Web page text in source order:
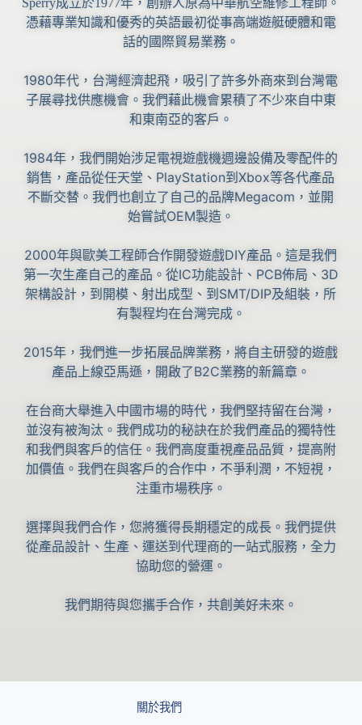
Sperry成立於1977年，創辦人原為中華航空維修工程師。
憑藉專業知識和優秀的英語最初從事高端遊艇硬體和電
話的國際貿易業務。
1980年代，台灣經濟起飛，吸引了許多外商來到台灣電
子展尋找供應機會。我們藉此機會累積了不少來自中東
和東南亞的客戶。
1984年，我們開始涉足電視遊戲機週邊設備及零配件的
銷售，產品從任天堂、PlayStation到Xbox等各代產品
不斷交替。我們也創立了自己的品牌Megacom，並開
始嘗試OEM製造。
2000年與歐美工程師合作開發遊戲DIY產品。這是我們
第一次生產自己的產品。從IC功能設計、PCB佈局、3D
架構設計，到開模、射出成型、到SMT/DIP及組裝，所
有製程均在台灣完成。
2015年，我們進一步拓展品牌業務，將自主研發的遊戲
產品上線亞馬遜，開啟了B2C業務的新篇章。
在台商大舉進入中國市場的時代，我們堅持留在台灣，
並沒有被淘汰。我們成功的秘訣在於我們產品的獨特性
和我們與客戶的信任。我們高度重視產品品質，提高附
加價值。我們在與客戶的合作中，不爭利潤，不短視，
注重市場秩序。
選擇與我們合作，您將獲得長期穩定的成長。我們提供
從產品設計、生產、運送到代理商的一站式服務，全力
協助您的營運。
我們期待與您攜手合作，共創美好未來。
關於我們